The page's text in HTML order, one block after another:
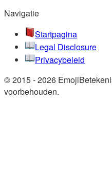
Navigatie
Startpagina
Legal Disclosure
Privacybeleid
© 2015 - 2026
voorbehouden.